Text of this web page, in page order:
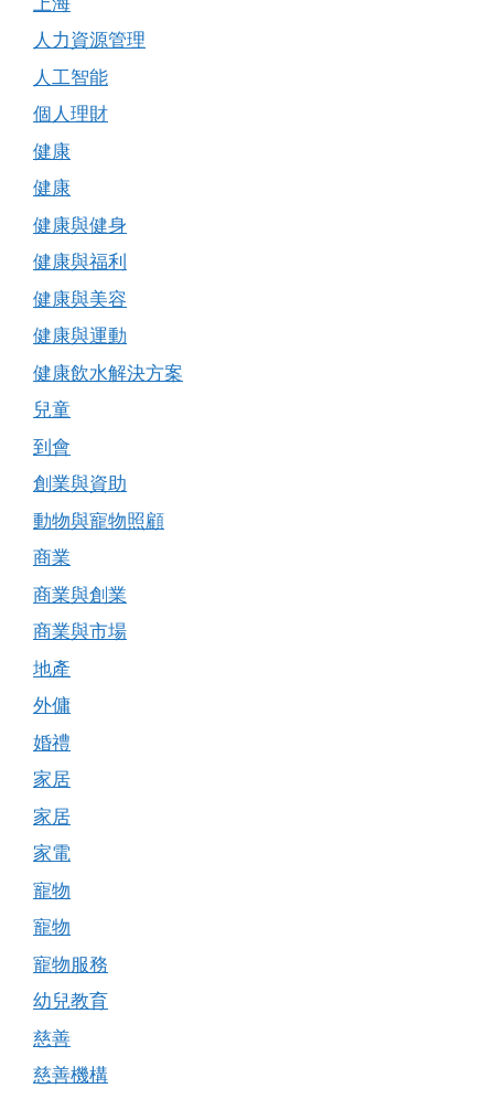
人力資源管理
人工智能
個人理財
健康
健康
健康與健身
健康與福利
健康與美容
健康與運動
健康飲水解決方案
兒童
到會
創業與資助
動物與寵物照顧
商業
商業與創業
商業與市場
地產
外傭
婚禮
家居
家居
家電
寵物
寵物
寵物服務
幼兒教育
慈善
慈善機構